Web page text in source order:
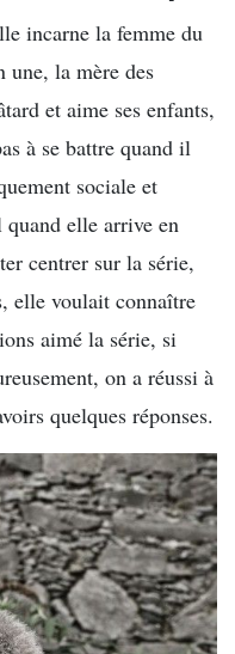
incarne la femme du
une, la mère des
et aime ses enfants,
à se battre quand il
sociale et
quand elle arrive en
centrer sur la série,
elle voulait connaître
aimé la série, si
on a réussi à
quelques réponses.